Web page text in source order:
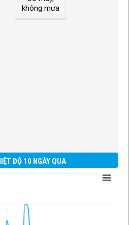
không mưa
ĐỘ 10 NGÀY QUA